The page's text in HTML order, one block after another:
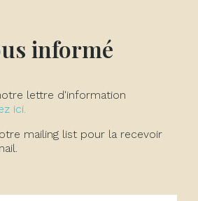
informé
lettre d'information
ici.
mailing list pour la recevoir